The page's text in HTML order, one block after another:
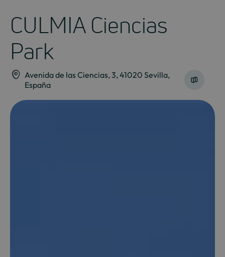
CULMIA Ciencias
Park
Avenida de las Ciencias, 3, 41020 Sevilla,
España